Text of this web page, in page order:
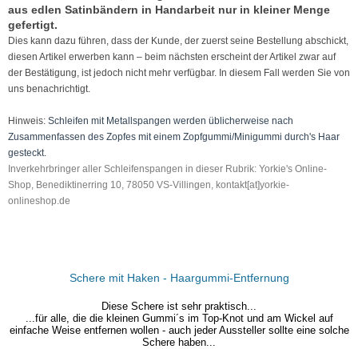
aus edlen Satinbändern in Handarbeit nur in kleiner Menge
gefertigt.
Dies kann dazu führen, dass der Kunde, der zuerst seine Bestellung abschickt,
diesen Artikel erwerben kann – beim nächsten erscheint der Artikel zwar auf
der Bestätigung, ist jedoch nicht mehr verfügbar. In diesem Fall werden Sie von
uns benachrichtigt.
Hinweis: Schleifen mit Metallspangen werden üblicherweise nach
Zusammenfassen des Zopfes mit einem Zopfgummi/Minigummi durch's Haar
gesteckt.
Inverkehrbringer aller Schleifenspangen in dieser Rubrik: Yorkie's Online-
Shop, Benediktinerring 10, 78050 VS-Villingen, kontakt[at]yorkie-
onlineshop.de
Schere mit Haken - Haargummi-Entfernung
Diese Schere ist sehr praktisch...
...für alle, die die kleinen Gummi´s im Top-Knot und am Wickel auf
einfache Weise entfernen wollen - auch jeder Aussteller sollte eine solche
Schere haben...